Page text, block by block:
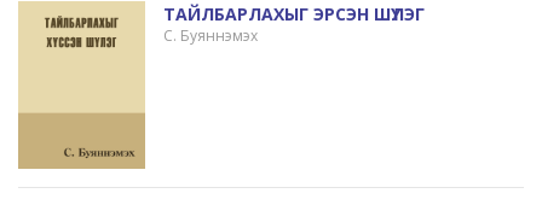
ТАЙЛБАРЛАХЫГ ЭРСЭН ШҮЛЭГ
С. Буяннэмэх